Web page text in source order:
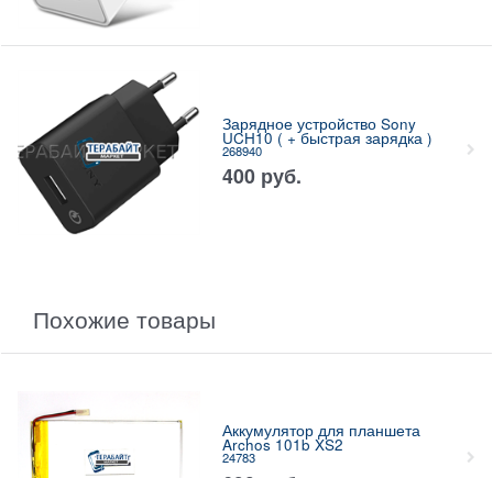
Зарядное устройство Sony
UCH10 ( + быстрая зарядка )
268940
400 руб.
Похожие товары
Аккумулятор для планшета
Archos 101b XS2
24783